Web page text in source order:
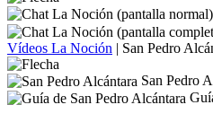
Vídeos La Noción | San Pedro
San Pedro